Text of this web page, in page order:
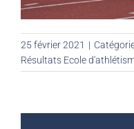
25 février 2021 |
Résultats Ecole